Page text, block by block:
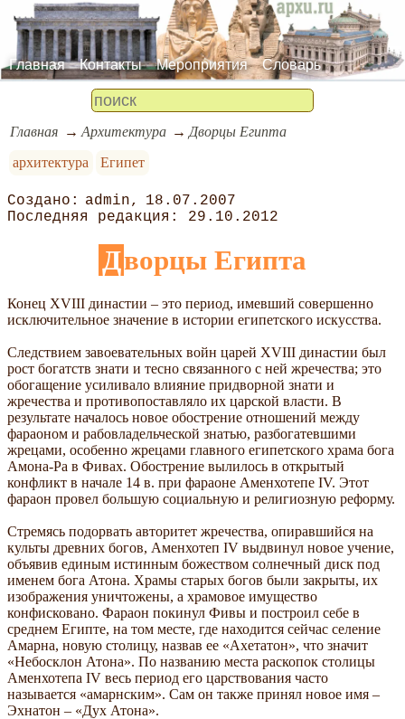
Главная Контакты Мероприятия Словарь
Главная Архитектура
Дворцы Египта
архитектура
Египет
admin
18.07.2007
29.10.2012
Дворцы Египта
Конец XVIII династии – это период, имевший совершенно
исключительное значение в истории египетского искусства.
Следствием завоевательных войн царей XVIII династии был
рост богатств знати и тесно связанного с ней жречества; это
обогащение усиливало влияние придворной знати и
жречества и противопоставляло их царской власти. В
результате началось новое обострение отношений между
фараоном и рабовладельческой знатью, разбогатевшими
жрецами, особенно жрецами главного египетского храма бога
Амона-Ра в Фивах. Обострение вылилось в открытый
конфликт в начале 14 в. при фараоне Аменхотепе IV. Этот
фараон провел большую социальную и религиозную реформу.
Стремясь подорвать авторитет жречества, опиравшийся на
культы древних богов, Аменхотеп IV выдвинул новое учение,
объявив единым истинным божеством солнечный диск под
именем бога Атона. Храмы старых богов были закрыты, их
изображения уничтожены, а храмовое имущество
конфисковано. Фараон покинул Фивы и построил себе в
среднем Египте, на том месте, где находится сейчас селение
Амарна, новую столицу, назвав ее «Ахетатон», что значит
«Небосклон Атона». По названию места раскопок столицы
Аменхотепа IV весь период его царствования часто
называется «амарнским». Сам он также принял новое имя –
Эхнатон – «Дух Атона».